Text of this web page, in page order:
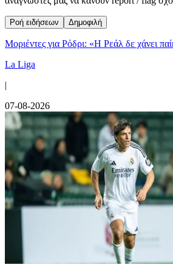
Ροή ειδήσεων Δημοφιλή
Μοριέντες για Ρόδρι: «Η Ρεάλ δε χάνει
La Liga
|
07-08-2026